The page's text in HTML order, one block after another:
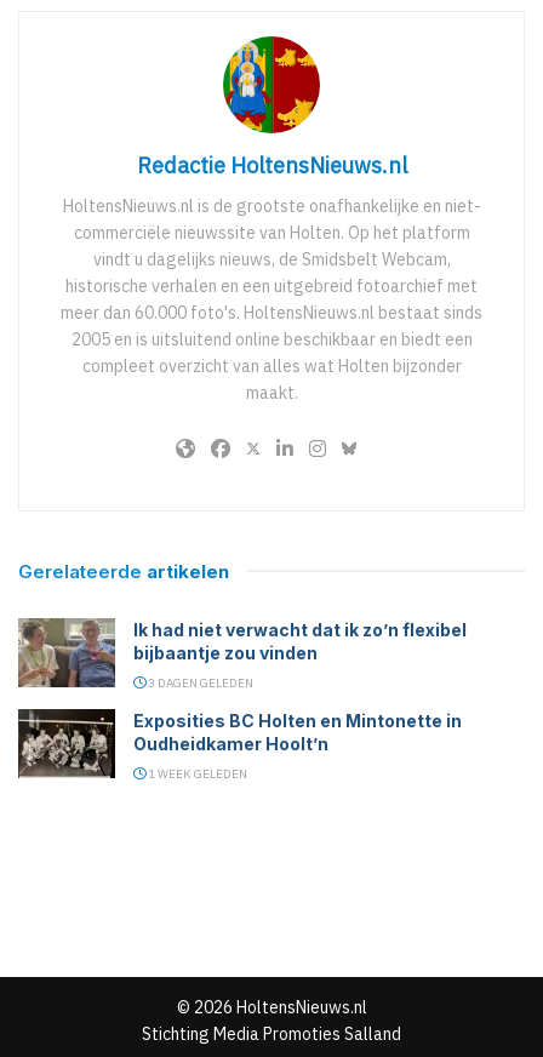
Redactie HoltensNieuws.nl
HoltensNieuws.nl is de grootste onafhankelijke en niet-
commerciële nieuwssite van Holten. Op het platform
vindt u dagelijks nieuws, de Smidsbelt Webcam,
historische verhalen en een uitgebreid fotoarchief met
meer dan 60.000 foto's. HoltensNieuws.nl bestaat sinds
2005 en is uitsluitend online beschikbaar en biedt een
compleet overzicht van alles wat Holten bijzonder
maakt.
Gerelateerde artikelen
Ik had niet verwacht dat ik zo’n flexibel
bijbaantje zou vinden
3 DAGEN GELEDEN
Exposities BC Holten en Mintonette in
Oudheidkamer Hoolt’n
1 WEEK GELEDEN
© 2026 HoltensNieuws.nl
Stichting Media Promoties Salland